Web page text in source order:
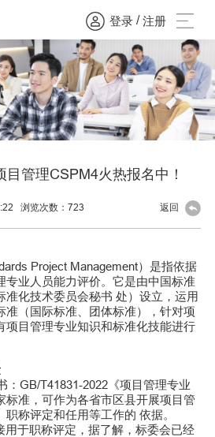
登录 / 注册
管理CSPM4火热报名中！
浏览次数： 723 返回
Project Management）是指依据
专业人员能力评价。它是由中国标准
准化技术委员会秘书 处）设立，运用
准（国际标准、团体标准），针对项
项目管理专业知识和标准化技能进行
GB/T41831-2022《项目管理专业
标准，可作为各省市区县开展项目管
称评定和任用等工作的 依据。
用于职称评定，据了解，标委会已经